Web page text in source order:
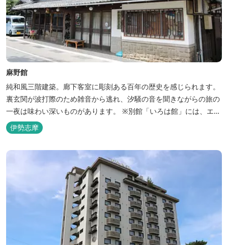
麻野館
純和風三階建築。廊下客室に彫刻ある百年の歴史を感じられます。
裏玄関が波打際のため雑音から逃れ、汐騒の音を聞きながらの旅の
一夜は味わい深いものがあります。 ※別館「いろは館」には、エイ
リアンやプレデターのリアルな模型があり、初めて見た方はビック
リしますよ。
伊勢志摩